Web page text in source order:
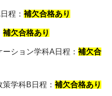
程： 補欠合格あり
補欠合格あり
ション学科A日程： 補欠合
学科B日程： 補欠合格あり